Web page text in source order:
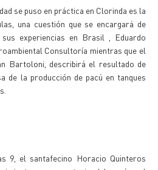
se puso en práctica en Clorinda es la
una cuestión que se encargará de
experiencias en Brasil , Eduardo
Consultoría mientras que el
Bartoloni, describirá el resultado de
de la producción de pacú en tanques
9, el santafecino Horacio Quinteros